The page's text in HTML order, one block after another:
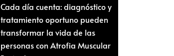
Cada día cuenta: diagnóstico y
tratamiento oportuno pueden
transformar la vida de las
personas con Atrofia Muscular